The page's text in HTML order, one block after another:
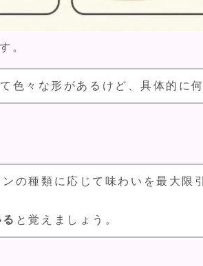
。
色々な形があるけど、具体的に
の種類に応じて味わいを最大限
と覚えましょう。